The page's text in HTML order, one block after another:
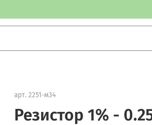
арт. 2251-м34
Резистор 1% -